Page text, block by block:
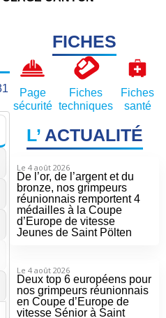
FICHES
Page
sécurité
Fiches
techniques
Fiches
santé
L’ACTUALITÉ
Le 4 août 2026
De l’or, de l’argent et du
bronze, nos grimpeurs
réunionnais remportent 4
médailles à la Coupe
d’Europe de vitesse
Jeunes de Saint Pölten
Le 4 août 2026
Deux top 6 européens pour
nos grimpeurs réunionnais
en Coupe d’Europe de
vitesse Sénior à Saint